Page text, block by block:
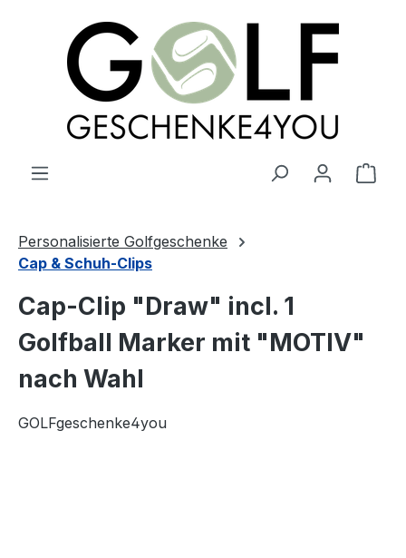
springen
Personalisierte Golfgeschenke
Cap & Schuh-Clips
Cap-Clip "Draw" incl. 1
Golfball Marker mit "MOTIV"
nach Wahl
GOLFgeschenke4you